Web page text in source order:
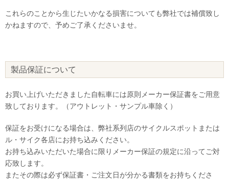
これらのことから生じたいかなる損害についても弊社では補償致し
かねますので、予めご了承くださいませ。
製品保証について
お買い上げいただきました自転車には原則メーカー保証書をご用意
致しております。（アウトレット・サンプル車除く）
保証をお受けになる場合は、弊社系列店のサイクルスポットまたは
ル・サイク各店にお持ち込みください。
お持ち込みいただいた場合に限りメーカー保証の規定に沿ってご対
応致します。
またその際は必ず保証書・ご注文日が分かる書類をお持ちくださ